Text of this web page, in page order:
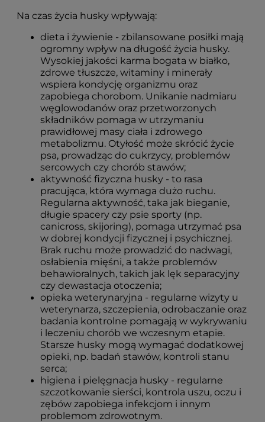
Na czas życia husky wpływają:
dieta i żywienie - zbilansowane posiłki mają
ogromny wpływ na długość życia husky.
Wysokiej jakości karma bogata w białko,
zdrowe tłuszcze, witaminy i minerały
wspiera kondycję organizmu oraz
zapobiega chorobom. Unikanie nadmiaru
węglowodanów oraz przetworzonych
składników pomaga w utrzymaniu
prawidłowej masy ciała i zdrowego
metabolizmu. Otyłość może skrócić życie
psa, prowadząc do cukrzycy, problemów
sercowych czy chorób stawów;
aktywność fizyczna husky - to rasa
pracująca, która wymaga dużo ruchu.
Regularna aktywność, taka jak bieganie,
długie spacery czy psie sporty (np.
canicross, skijoring), pomaga utrzymać psa
w dobrej kondycji fizycznej i psychicznej.
Brak ruchu może prowadzić do nadwagi,
osłabienia mięśni, a także problemów
behawioralnych, takich jak lęk separacyjny
czy dewastacja otoczenia;
opieka weterynaryjna - regularne wizyty u
weterynarza, szczepienia, odrobaczanie oraz
badania kontrolne pomagają w wykrywaniu
i leczeniu chorób we wczesnym etapie.
Starsze husky mogą wymagać dodatkowej
opieki, np. badań stawów, kontroli stanu
serca;
higiena i pielęgnacja husky - regularne
szczotkowanie sierści, kontrola uszu, oczu i
zębów zapobiega infekcjom i innym
problemom zdrowotnym.